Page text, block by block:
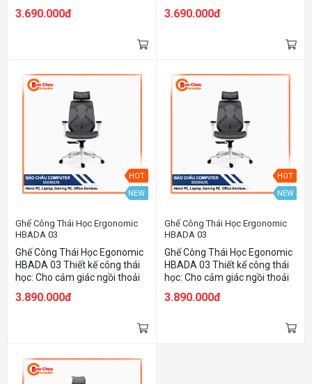
bệnh về xương khớp & cột
nhập khẩu từ Mỹ: Độ bền & độ
ngồi làm bằng mút bọt biến
được bọc vải vô cùng êm ái
Các chi tiết của ghế như bệ
ngồi, bệ tì tay, tựa đầu đều có
thể tự do thay đổi chiều cao
Tối ưu hoá khả năng công thái
học cho mọi đối tượng Tay ghế
2D Chân ghế hợp kim chắc
chắn Phù hợp cho người từ
1m6 - 1m85, trọng lượng
3.690.000đ
bệnh về xương khớp & cột
nhập khẩu từ Mỹ: Độ bền & độ
khí và dễ vệ sinh. Các chi tiết
của ghế như bệ ngồi, bệ tì tay,
tựa đầu đều có thể tự do thay
đổi chiều cao 👉🏻 Tối ưu hoá
khả năng công thái học cho
mọi đối tượng Tay ghế 2D Phù
hợp cho người từ 1m6 - 1m85,
trọng lượng không quá 120kg
3.690.000đ
HOT
NEW
Ghế Công Thái Học Ergonomic
HBADA 03
Ghế Công Thái Học Egonomic
HBADA 03 Thiết kế công thái
học: Cho cảm giác ngồi thoải
bệnh về xương khớp & cột
nhập khẩu từ Mỹ: Độ bền & độ
khí và dễ vệ sinh. Các chi tiết
của ghế như bệ ngồi, bệ tì tay,
3.890.000đ
HOT
NEW
Ghế Công Thái Học Ergonomic
HBADA 03
Ghế Công Thái Học Egonomic
HBADA 03 Thiết kế công thái
học: Cho cảm giác ngồi thoải
bệnh về xương khớp & cột
nhập khẩu từ Mỹ: Độ bền & độ
3.890.000đ